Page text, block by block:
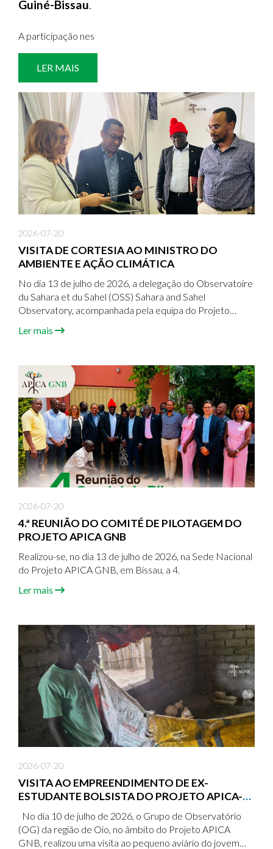
Guiné-Bissau.
A participação nes
LER MAIS
2026-07-20
VISITA DE CORTESIA AO MINISTRO DO
AMBIENTE E AÇÃO CLIMÁTICA
No dia 13 de julho de 2026, a delegação do Observatoire
du Sahara et du Sahel (OSS) Sahara and Sahel
Observatory, acompanhada pela equipa do Projeto
de cortesia ao Ministério do Ambiente e Ação Climática
do Ambiente e Ação Climática, Dr.
Ler mais
2026-07-20
4.ª REUNIÃO DO COMITÉ DE PILOTAGEM DO
PROJETO APICA GNB
Realizou-se, no dia 13 de julho de 2026, na Sede Nacional
do Projeto APICA GNB, em Bissau, a 4.
Ler mais
2026-07-20
VISITA AO EMPREENDIMENTO DE EX-
ESTUDANTE BOLSISTA DO PROJETO APICA-
No dia 10 de julho de 2026, o Grupo de Observatório
(OG) da região de Oio, no âmbito do Projeto APICA
GNB, realizou uma visita ao pequeno aviário do jovem